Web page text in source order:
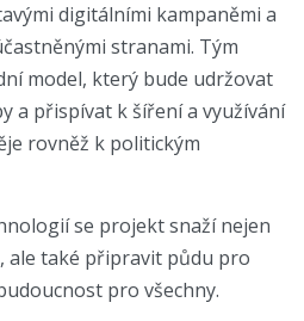
digitálními kampaněmi a
stranami. Tým
model, který bude udržovat
a přispívat k šíření a využívání
rovněž k politickým
se projekt snaží nejen
ale také připravit půdu pro
pro všechny.